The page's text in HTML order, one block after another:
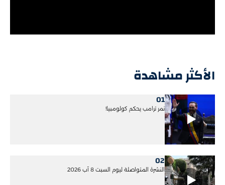
الأكثر مشاهدة
01
نمر ترامب يحكم كولومبيا!
02
النشرة المتواصلة ليوم السبت 8 آب 2026